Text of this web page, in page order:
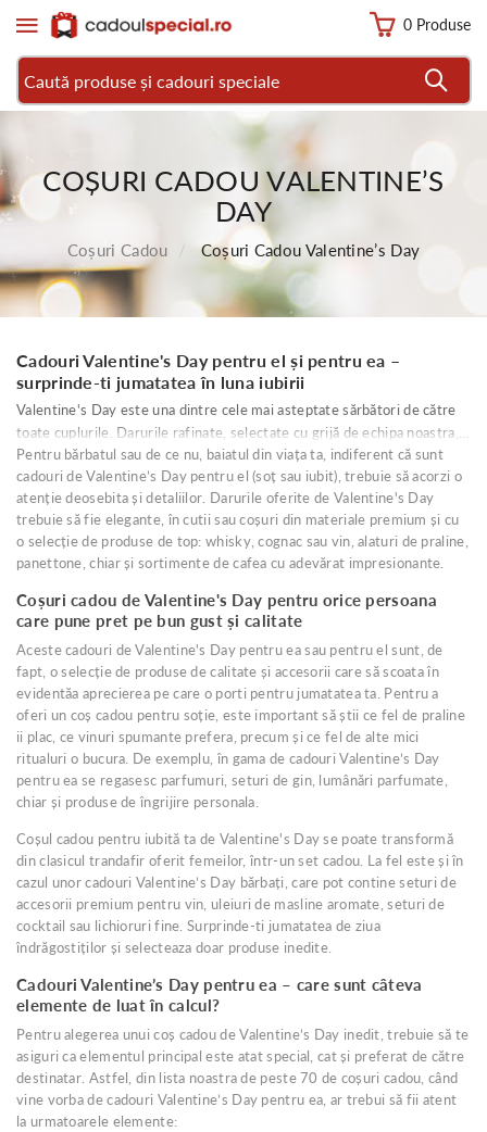
0 Produse
COȘURI CADOU VALENTINE’S
DAY
Coșuri Cadou Coșuri Cadou Valentine’s Day
Cadouri Valentine's Day pentru el și pentru ea –
surprinde-ti jumatatea în luna iubirii
Valentine's Day este una dintre cele mai asteptate sărbători de către
toate cuplurile. Darurile rafinate, selectate cu grijă de echipa noastra,
sunt foarte apreciate și fac o multime de indragostiti fericiti. De
exemplu, poți alege coșuri cadou Valentine’s Day pentru el dupa gustul
și preferințele personale.
Pentru bărbatul sau de ce nu, baiatul din viața ta, indiferent că sunt
cadouri de Valentine’s Day pentru el (soț sau iubit), trebuie să acorzi o
atenție deosebita și detaliilor. Darurile oferite de Valentine's Day
trebuie să fie elegante, în cutii sau coșuri din materiale premium și cu
o selecție de produse de top: whisky, cognac sau vin, alaturi de praline,
panettone, chiar și sortimente de cafea cu adevărat impresionante.
Coșuri cadou de Valentine's Day pentru orice persoana
care pune pret pe bun gust și calitate
Aceste cadouri de Valentine's Day pentru ea sau pentru el sunt, de
fapt, o selecție de produse de calitate și accesorii care să scoata în
evidentăa aprecierea pe care o porti pentru jumatatea ta. Pentru a
oferi un coș cadou pentru soție, este important să știi ce fel de praline
ii plac, ce vinuri spumante prefera, precum și ce fel de alte mici
ritualuri o bucura. De exemplu, în gama de cadouri Valentine’s Day
pentru ea se regasesc parfumuri, seturi de gin, lumânări parfumate,
chiar și produse de îngrijire personala.
Coșul cadou pentru iubită ta de Valentine's Day se poate transformă
din clasicul trandafir oferit femeilor, într-un set cadou. La fel este și în
cazul unor cadouri Valentine’s Day bărbați, care pot contine seturi de
accesorii premium pentru vin, uleiuri de masline aromate, seturi de
cocktail sau lichioruri fine. Surprinde-ti jumatatea de ziua
îndrăgostiților și selecteaza doar produse inedite.
Cadouri Valentine’s Day pentru ea – care sunt câteva
elemente de luat în calcul?
Pentru alegerea unui coș cadou de Valentine’s Day inedit, trebuie să te
asiguri ca elementul principal este atat special, cat și preferat de către
destinatar. Astfel, din lista noastra de peste 70 de coșuri cadou, când
vine vorba de cadouri Valentine’s Day pentru ea, ar trebui să fii atent
la urmatoarele elemente: